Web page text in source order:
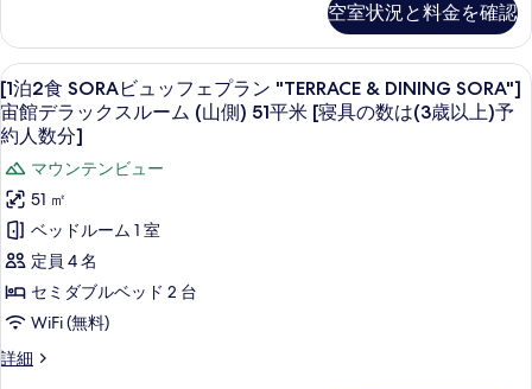
す
る
す
べ
て
の
写
真
を
表
示
す
る
ー
ブ
ー
ス
の
み
寝
具
の
数
は
ー
ス
の
み
寝
具
の
数
は
(3
歳
以
上)
約
人
数
ペ
リ
ア
和
洋
室
(海
側)
(50sqm)
寝
の
ス
ー
ペ
リ
ア
洋
室
(海
側)
(50sqm)
寝
具
の
数
は
ン
｢和
ダ
イ
ニ
ン
グ
星
HOSHI｣]
星
館
デ
星
ビ
ュ
ッ
フ
ェ
プ
ラ
ン
｢和
ダ
ニ
ン
星
空室状況と料金を確認
[1
泊
2
食
SORA
ビ
ュ
ッ
フ
ェ
プ
16
[1泊2食 SORAビュッフェプラン "TERRACE & DINING SORA"]
宙館デラックスルーム (山側) 51平米 [寝具の数は(3歳以上)予
約人数分]
マウンテンビュー
51 ㎡
ベッドルーム 1 室
定員 4 名
セミダブルベッド 2 台
WiFi (無料)
詳細
[1